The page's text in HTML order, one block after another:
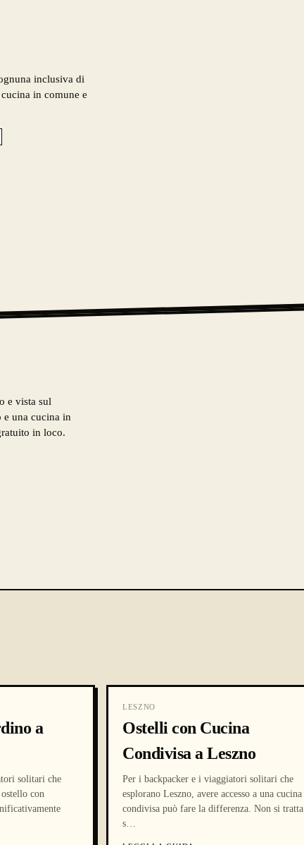
inclusiva di
in comune e
e vista sul
e una cucina in
in loco.
a
solitari che
con
LESZNO
Ostelli con Cucina
Condivisa a Leszno
Per i backpacker e i viaggiatori solitari che
esplorano Leszno, avere accesso a una cucina
condivisa può fare la differenza. Non si tratta
s…